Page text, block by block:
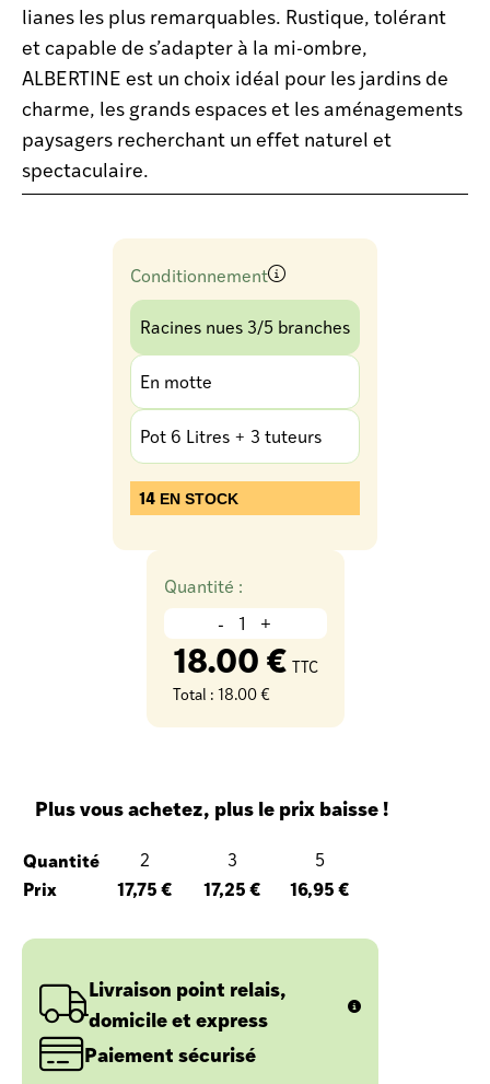
lianes les plus remarquables. Rustique, tolérant
et capable de s’adapter à la mi-ombre,
ALBERTINE est un choix idéal pour les jardins de
charme, les grands espaces et les aménagements
paysagers recherchant un effet naturel et
spectaculaire.
Conditionnement
Racines nues 3/5 branches
En motte
Pot 6 Litres + 3 tuteurs
14 EN STOCK
Quantité :
- +
18.00 € TTC
Total : 18.00 €
Plus vous achetez, plus le prix baisse !
Quantité 2 3 5
Prix 17,75 € 17,25 € 16,95 €
Livraison point relais,
domicile et express
Paiement sécurisé